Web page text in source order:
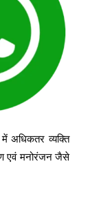
अधिकतर व्यक्ति
एवं मनोरंजन जैसे